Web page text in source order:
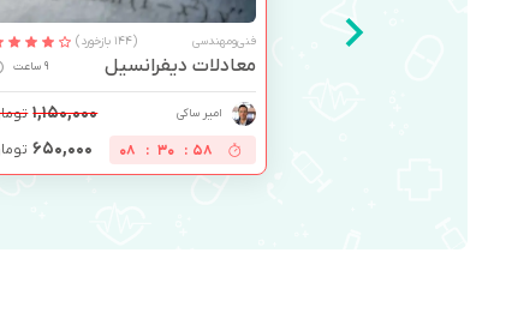
فنی‌ومهندسی (144 بازخورد)
معادلات دیفرانسیل 9 ساعت
امیر ساکی ۱,۱۵۰,۰۰۰
57
:
30
:
08 ۶۵۰,۰۰۰